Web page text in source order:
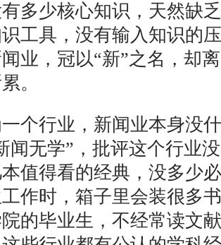
多少核心知识，天然缺
工具，没有输入知识的
业，冠以“新”之名，却
。
行业，新闻业本身没什
闻无学”，批评这个行业
值得看的经典，没多少
作时，箱子里会装很多
的毕业生，不经常读文